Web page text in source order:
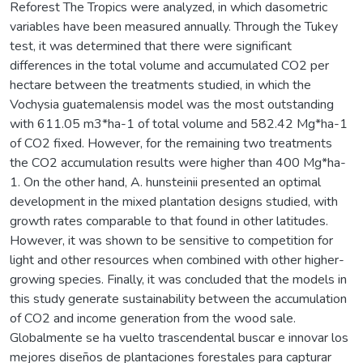
Reforest The Tropics were analyzed, in which dasometric
variables have been measured annually. Through the Tukey
test, it was determined that there were significant
differences in the total volume and accumulated CO2 per
hectare between the treatments studied, in which the
Vochysia guatemalensis model was the most outstanding
with 611.05 m3*ha-1 of total volume and 582.42 Mg*ha-1
of CO2 fixed. However, for the remaining two treatments
the CO2 accumulation results were higher than 400 Mg*ha-
1. On the other hand, A. hunsteinii presented an optimal
development in the mixed plantation designs studied, with
growth rates comparable to that found in other latitudes.
However, it was shown to be sensitive to competition for
light and other resources when combined with other higher-
growing species. Finally, it was concluded that the models in
this study generate sustainability between the accumulation
of CO2 and income generation from the wood sale.
Globalmente se ha vuelto trascendental buscar e innovar los
mejores diseños de plantaciones forestales para capturar